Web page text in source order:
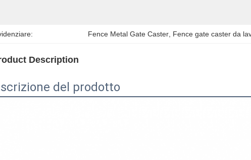
Fence Metal Gate Caster Fence gate caster da
Description
del prodotto